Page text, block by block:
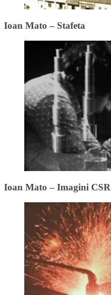
Ioan Mato – Stafeta
Ioan Mato – Imagini CSR